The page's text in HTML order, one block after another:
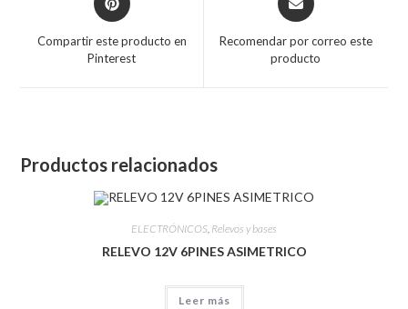
Compartir este producto en
Pinterest
Recomendar por correo este
producto
Productos relacionados
ELECTRÓNICOS, Relevos y bases
RELEVO 12V 6PINES ASIMETRICO
Leer más